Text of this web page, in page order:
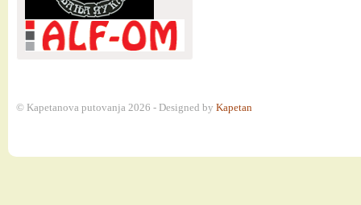
© Kapetanova putovanja 2026 - Designed by Kapetan